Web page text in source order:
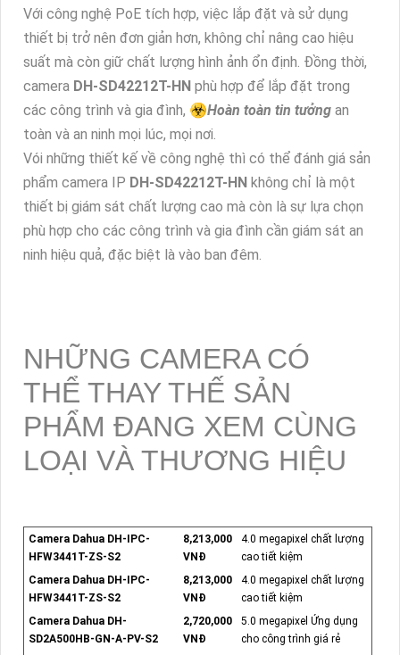
Với công nghệ PoE tích hợp, việc lắp đặt và sử dụng
thiết bị trở nên đơn giản hơn, không chỉ nâng cao hiệu
suất mà còn giữ chất lượng hình ảnh ổn định. Đồng thời,
camera DH-SD42212T-HN phù hợp để lắp đặt trong
các công trình và gia đình, ☣️Hoàn toàn tin tưởng an
toàn và an ninh mọi lúc, mọi nơi.
Vói những thiết kế về công nghệ thì có thể đánh giá sản
phẩm camera IP DH-SD42212T-HN không chỉ là một
thiết bị giám sát chất lượng cao mà còn là sự lựa chọn
phù hợp cho các công trình và gia đình cần giám sát an
ninh hiệu quả, đặc biệt là vào ban đêm.
NHỮNG CAMERA CÓ
THỂ THAY THẾ SẢN
PHẨM ĐANG XEM CÙNG
LOẠI VÀ THƯƠNG HIỆU
Camera Dahua DH-IPC-
HFW3441T-ZS-S2
8,213,000
VNĐ
4.0 megapixel chất lượng
cao tiết kiệm
Camera Dahua DH-IPC-
HFW3441T-ZS-S2
8,213,000
VNĐ
4.0 megapixel chất lượng
cao tiết kiệm
Camera Dahua DH-
SD2A500HB-GN-A-PV-S2
2,720,000
VNĐ
5.0 megapixel Ứng dụng
cho công trình giá rẻ